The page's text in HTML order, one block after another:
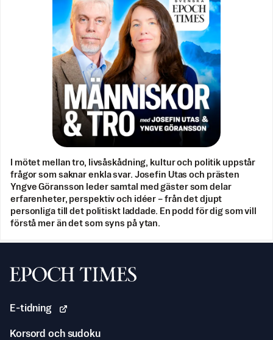
I mötet mellan tro, livsåskådning, kultur och politik uppstår
frågor som saknar enkla svar. Josefin Utas och prästen
Yngve Göransson leder samtal med gäster som delar
erfarenheter, perspektiv och idéer – från det djupt
personliga till det politiskt laddade. En podd för dig som vill
förstå mer än det som syns på ytan.
Svenska Epoch Times
E-tidning
Korsord och sudoku